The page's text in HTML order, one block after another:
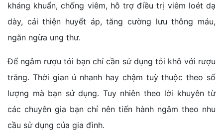
kháng khuẩn, chống viêm, hỗ trợ điều trị viêm loét dạ
dày, cải thiện huyết áp, tăng cường lưu thông máu,
ngăn ngừa ung thư.
Để ngâm rượu tỏi bạn chỉ cần sử dụng tỏi khô với rượu
trắng. Thời gian ủ nhanh hay chậm tuỳ thuộc theo số
lượng mà bạn sử dụng. Tuy nhiên theo lời khuyên từ
các chuyên gia bạn chỉ nên tiến hành ngâm theo nhu
cầu sử dụng của gia đình.